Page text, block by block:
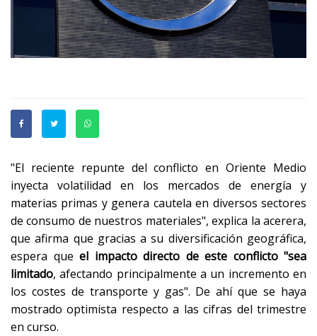
"El reciente repunte del conflicto en Oriente Medio
inyecta volatilidad en los mercados de energía y
materias primas y genera cautela en diversos sectores
de consumo de nuestros materiales", explica la acerera,
que afirma que gracias a su diversificación geográfica,
espera que el impacto directo de este conflicto "sea
limitado, afectando principalmente a un incremento en
los costes de transporte y gas". De ahí que se haya
mostrado optimista respecto a las cifras del trimestre
en curso.